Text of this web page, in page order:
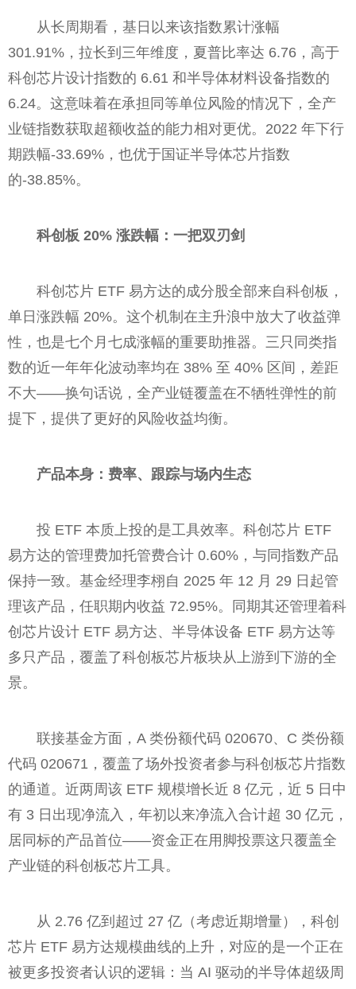
从长周期看，基日以来该指数累计涨幅
301.91%，拉长到三年维度，夏普比率达 6.76，高于
科创芯片设计指数的 6.61 和半导体材料设备指数的
6.24。这意味着在承担同等单位风险的情况下，全产
业链指数获取超额收益的能力相对更优。2022 年下行
期跌幅-33.69%，也优于国证半导体芯片指数
的-38.85%。
科创板 20% 涨跌幅：一把双刃剑
科创芯片 ETF 易方达的成分股全部来自科创板，
单日涨跌幅 20%。这个机制在主升浪中放大了收益弹
性，也是七个月七成涨幅的重要助推器。三只同类指
数的近一年年化波动率均在 38% 至 40% 区间，差距
不大——换句话说，全产业链覆盖在不牺牲弹性的前
提下，提供了更好的风险收益均衡。
产品本身：费率、跟踪与场内生态
投 ETF 本质上投的是工具效率。科创芯片 ETF
易方达的管理费加托管费合计 0.60%，与同指数产品
保持一致。基金经理李栩自 2025 年 12 月 29 日起管
理该产品，任职期内收益 72.95%。同期其还管理着科
创芯片设计 ETF 易方达、半导体设备 ETF 易方达等
多只产品，覆盖了科创板芯片板块从上游到下游的全
景。
联接基金方面，A 类份额代码 020670、C 类份额
代码 020671，覆盖了场外投资者参与科创板芯片指数
的通道。近两周该 ETF 规模增长近 8 亿元，近 5 日中
有 3 日出现净流入，年初以来净流入合计超 30 亿元，
居同标的产品首位——资金正在用脚投票这只覆盖全
产业链的科创板芯片工具。
从 2.76 亿到超过 27 亿（考虑近期增量），科创
芯片 ETF 易方达规模曲线的上升，对应的是一个正在
被更多投资者认识的逻辑：当 AI 驱动的半导体超级周